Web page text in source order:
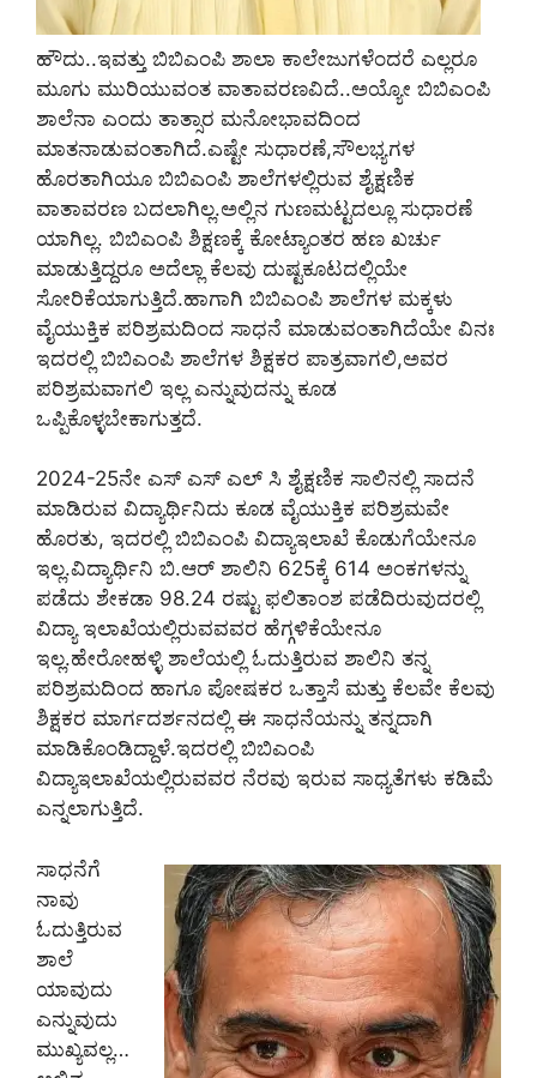
ಹೌದು..ಇವತ್ತು ಬಿಬಿಎಂಪಿ ಶಾಲಾ ಕಾಲೇಜುಗಳೆಂದರೆ ಎಲ್ಲರೂ
ಮೂಗು ಮುರಿಯುವಂತ ವಾತಾವರಣವಿದೆ..ಅಯ್ಯೋ ಬಿಬಿಎಂಪಿ
ಶಾಲೆನಾ ಎಂದು ತಾತ್ಸಾರ ಮನೋಭಾವದಿಂದ
ಮಾತನಾಡುವಂತಾಗಿದೆ.ಎಷ್ಟೇ ಸುಧಾರಣೆ,ಸೌಲಭ್ಯಗಳ
ಹೊರತಾಗಿಯೂ ಬಿಬಿಎಂಪಿ ಶಾಲೆಗಳಲ್ಲಿರುವ ಶೈಕ್ಷಣಿಕ
ವಾತಾವರಣ ಬದಲಾಗಿಲ್ಲ.ಅಲ್ಲಿನ ಗುಣಮಟ್ಟದಲ್ಲೂ ಸುಧಾರಣೆ
ಯಾಗಿಲ್ಲ. ಬಿಬಿಎಂಪಿ ಶಿಕ್ಷಣಕ್ಕೆ ಕೋಟ್ಯಾಂತರ ಹಣ ಖರ್ಚು
ಮಾಡುತ್ತಿದ್ದರೂ ಅದೆಲ್ಲಾ ಕೆಲವು ದುಷ್ಟಕೂಟದಲ್ಲಿಯೇ
ಸೋರಿಕೆಯಾಗುತ್ತಿದೆ.ಹಾಗಾಗಿ ಬಿಬಿಎಂಪಿ ಶಾಲೆಗಳ ಮಕ್ಕಳು
ವೈಯುಕ್ತಿಕ ಪರಿಶ್ರಮದಿಂದ ಸಾಧನೆ ಮಾಡುವಂತಾಗಿದೆಯೇ ವಿನಃ
ಇದರಲ್ಲಿ ಬಿಬಿಎಂಪಿ ಶಾಲೆಗಳ ಶಿಕ್ಷಕರ ಪಾತ್ರವಾಗಲಿ,ಅವರ
ಪರಿಶ್ರಮವಾಗಲಿ ಇಲ್ಲ ಎನ್ನುವುದನ್ನು ಕೂಡ
ಒಪ್ಪಿಕೊಳ್ಳಬೇಕಾಗುತ್ತದೆ.
2024-25ನೇ ಎಸ್ ಎಸ್ ಎಲ್ ಸಿ ಶೈಕ್ಷಣಿಕ ಸಾಲಿನಲ್ಲಿ ಸಾದನೆ
ಮಾಡಿರುವ ವಿದ್ಯಾರ್ಥಿನಿದು ಕೂಡ ವೈಯುಕ್ತಿಕ ಪರಿಶ್ರಮವೇ
ಹೊರತು, ಇದರಲ್ಲಿ ಬಿಬಿಎಂಪಿ ವಿದ್ಯಾಇಲಾಖೆ ಕೊಡುಗೆಯೇನೂ
ಇಲ್ಲ.ವಿದ್ಯಾರ್ಥಿನಿ ಬಿ.ಆರ್ ಶಾಲಿನಿ 625ಕ್ಕೆ 614 ಅಂಕಗಳನ್ನು
ಪಡೆದು ಶೇಕಡಾ 98.24 ರಷ್ಟು ಫಲಿತಾಂಶ ಪಡೆದಿರುವುದರಲ್ಲಿ
ವಿದ್ಯಾ ಇಲಾಖೆಯಲ್ಲಿರುವವವರ ಹೆಗ್ಗಳಿಕೆಯೇನೂ
ಇಲ್ಲ.ಹೇರೋಹಳ್ಳಿ ಶಾಲೆಯಲ್ಲಿ ಓದುತ್ತಿರುವ ಶಾಲಿನಿ ತನ್ನ
ಪರಿಶ್ರಮದಿಂದ ಹಾಗೂ ಪೋಷಕರ ಒತ್ತಾಸೆ ಮತ್ತು ಕೆಲವೇ ಕೆಲವು
ಶಿಕ್ಷಕರ ಮಾರ್ಗದರ್ಶನದಲ್ಲಿ ಈ ಸಾಧನೆಯನ್ನು ತನ್ನದಾಗಿ
ಮಾಡಿಕೊಂಡಿದ್ದಾಳೆ.ಇದರಲ್ಲಿ ಬಿಬಿಎಂಪಿ
ವಿದ್ಯಾಇಲಾಖೆಯಲ್ಲಿರುವವರ ನೆರವು ಇರುವ ಸಾಧ್ಯತೆಗಳು ಕಡಿಮೆ
ಎನ್ನಲಾಗುತ್ತಿದೆ.
ಸಾಧನೆಗೆ
ನಾವು
ಓದುತ್ತಿರುವ
ಶಾಲೆ
ಯಾವುದು
ಎನ್ನುವುದು
ಮುಖ್ಯವಲ್ಲ…